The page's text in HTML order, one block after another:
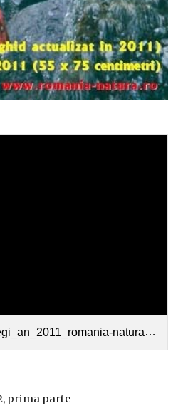
natura-volum_2_partea_1.pdf
prima parte